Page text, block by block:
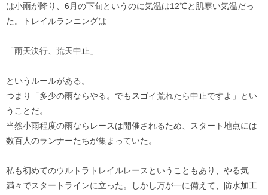
は小雨が降り、6月の下旬というのに気温は12℃と肌寒い気温だっ
た。トレイルランニングは
「雨天決行、荒天中止」
というルールがある。
つまり「多少の雨ならやる。でもスゴイ荒れたら中止ですよ」とい
うことだ。
当然小雨程度の雨ならレースは開催されるため、スタート地点には
数百人のランナーたちが集まっていた。
私も初めてのウルトラトレイルレースということもあり、やる気
満々でスタートラインに立った。しかし万が一に備えて、防水加工